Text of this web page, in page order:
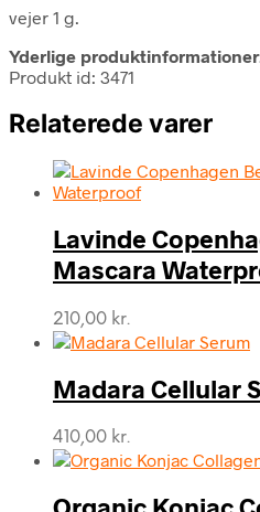
vejer 1 g.
Yderlige
Produkt id: 3471
Relaterede varer
Lavinde
Mascara
210,00 kr.
Madara Cellular
410,00 kr.